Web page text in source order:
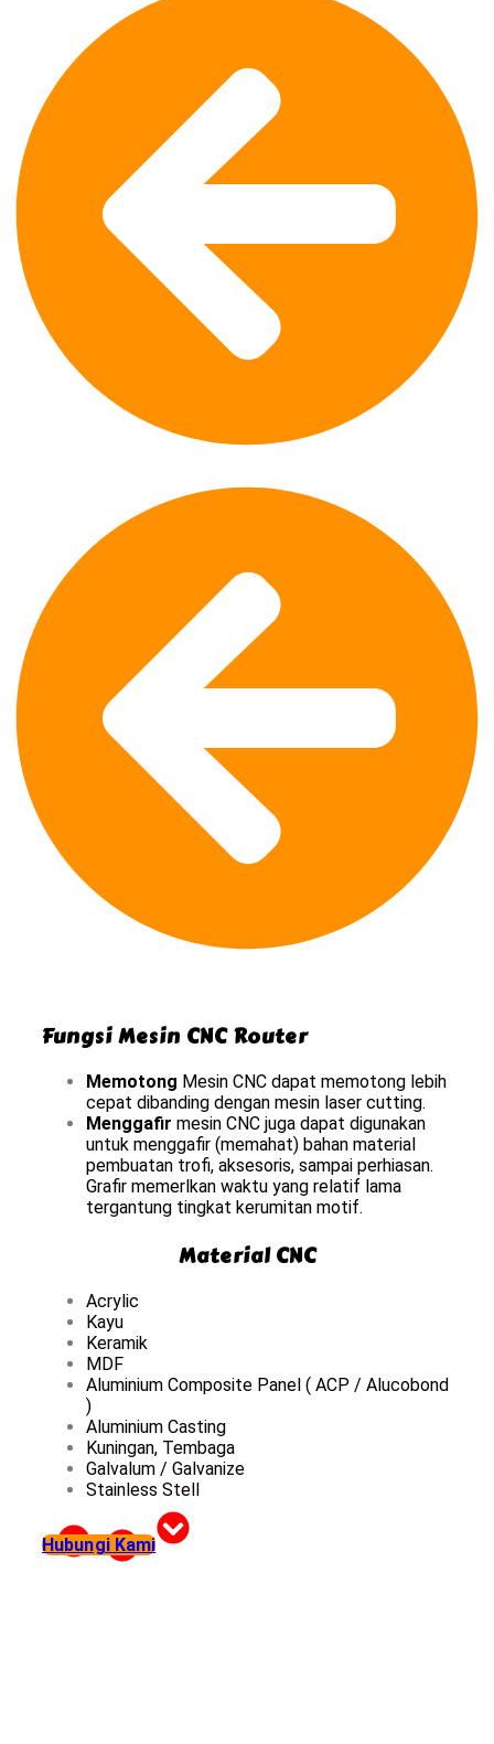
Fungsi Mesin CNC Router
Memotong Mesin CNC dapat memotong lebih
cepat dibanding dengan mesin laser cutting.
Menggafir mesin CNC juga dapat digunakan
untuk menggafir (memahat) bahan material
pembuatan trofi, aksesoris, sampai perhiasan.
Grafir memerlkan waktu yang relatif lama
tergantung tingkat kerumitan motif.
Material CNC
Acrylic
Kayu
Keramik
MDF
Aluminium Composite Panel ( ACP / Alucobond
)
Aluminium Casting
Kuningan, Tembaga
Galvalum / Galvanize
Stainless Stell
Hubungi Kami